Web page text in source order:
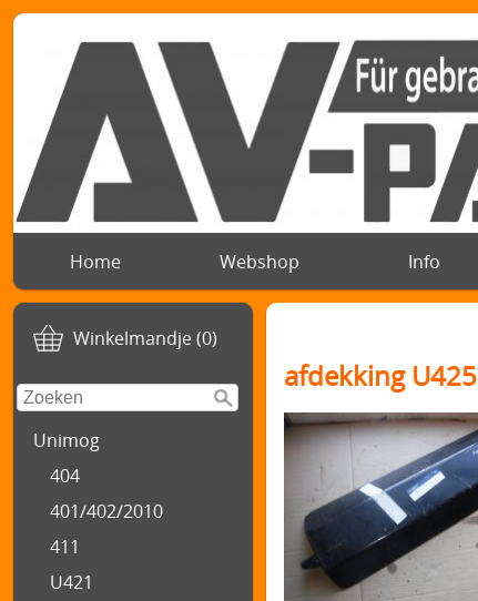
Home Webshop Info
Winkelmandje (0)
Unimog
404
401/402/2010
411
U421
afdekking U425